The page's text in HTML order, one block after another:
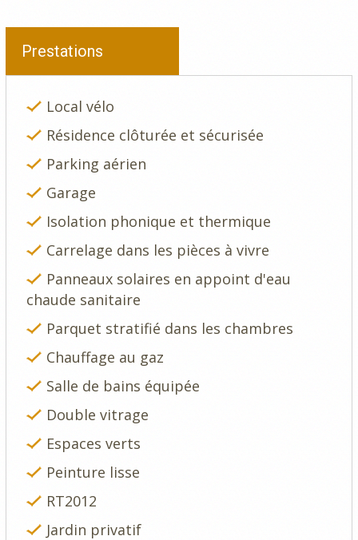
Prestations
Local vélo
Résidence clôturée et sécurisée
Parking aérien
Garage
Isolation phonique et thermique
Carrelage dans les pièces à vivre
Panneaux solaires en appoint d'eau
chaude sanitaire
Parquet stratifié dans les chambres
Chauffage au gaz
Salle de bains équipée
Double vitrage
Espaces verts
Peinture lisse
RT2012
Jardin privatif